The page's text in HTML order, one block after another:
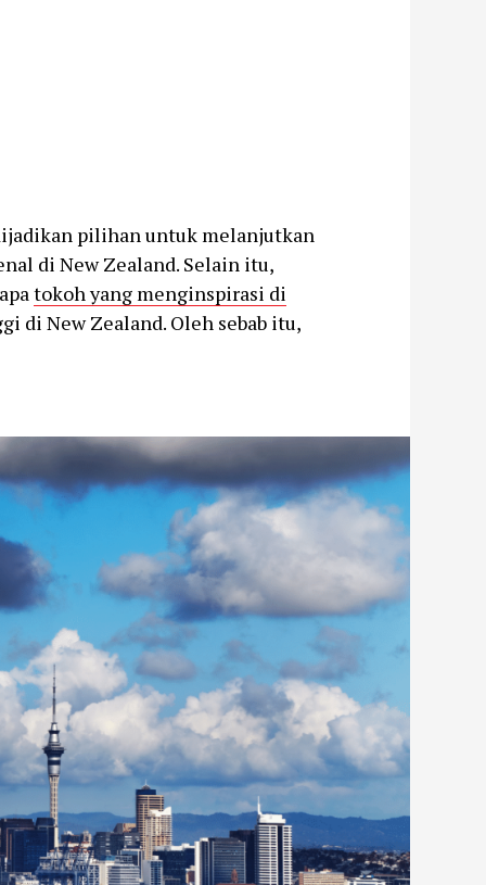
pilihan untuk melanjutkan
di New Zealand. Selain itu,
tokoh yang menginspirasi di
di New Zealand. Oleh sebab itu,